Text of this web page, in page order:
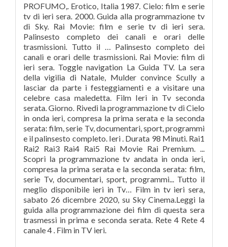
PROFUMO,. Erotico, Italia 1987. Cielo: film e serie
tv di ieri sera. 2000. Guida alla programmazione tv
di Sky. Rai Movie: film e serie tv di ieri sera.
Palinsesto completo dei canali e orari delle
trasmissioni. Tutto il … Palinsesto completo dei
canali e orari delle trasmissioni. Rai Movie: film di
ieri sera. Toggle navigation La Guida TV. La sera
della vigilia di Natale, Mulder convince Scully a
lasciar da parte i festeggiamenti e a visitare una
celebre casa maledetta. Film Ieri in Tv seconda
serata. Giorno. Rivedi la programmazione tv di Cielo
in onda ieri, compresa la prima serata e la seconda
serata: film, serie Tv, documentari, sport, programmi
e il palinsesto completo. Ieri . Durata 98 Minuti. Rai1
Rai2 Rai3 Rai4 Rai5 Rai Movie Rai Premium. ...
Scopri la programmazione tv andata in onda ieri,
compresa la prima serata e la seconda serata: film,
serie Tv, documentari, sport, programmi... Tutto il
meglio disponibile ieri in Tv… Film in tv ieri sera,
sabato 26 dicembre 2020, su Sky Cinema.Leggi la
guida alla programmazione dei film di questa sera
trasmessi in prima e seconda serata. Rete 4 Rete 4
canale 4 . Film in TV ieri.